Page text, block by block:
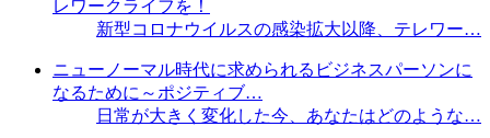
レワークライフを！
新型コロナウイルスの感染拡大以降、テレワー…
ニューノーマル時代に求められるビジネスパーソンに
なるために～ポジティブ…
日常が大きく変化した今、あなたはどのような…